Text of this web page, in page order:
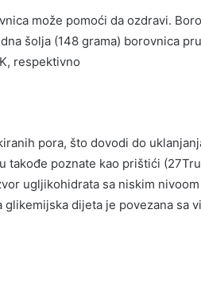
može pomoći da ozdravi.
šolja (148 grama) borovnica
respektivno
pora, što dovodi do
takođe poznate kao prištići
ugljikohidrata sa niskim
dijeta je povezana sa